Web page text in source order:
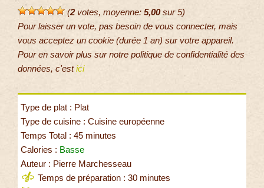
(2votes, moyenne: 5,00sur 5)
Pour laisser un vote, pas besoin de vous connecter, mais
vous acceptez un cookie (durée 1 an) sur votre appareil.
Pour en savoir plus sur notre politique de confidentialité des
données, c'estici
Type de plat : Plat
Type de cuisine : Cuisine européenne
Temps Total : 45 minutes
Calories : Basse
Auteur : Pierre Marchesseau
Temps de préparation : 30 minutes